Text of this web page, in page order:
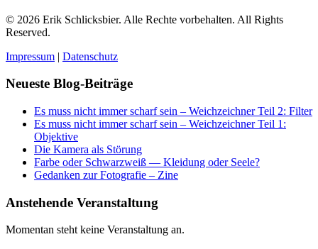
© 2026 Erik Schlicksbier. Alle Rechte vorbehalten. All Rights
Reserved.
Impressum | Datenschutz
Neueste Blog-Beiträge
Es muss nicht immer scharf sein – Weichzeichner Teil 2: Filter
Es muss nicht immer scharf sein – Weichzeichner Teil 1:
Objektive
Die Kamera als Störung
Farbe oder Schwarzweiß — Kleidung oder Seele?
Gedanken zur Fotografie – Zine
Anstehende Veranstaltung
Momentan steht keine Veranstaltung an.